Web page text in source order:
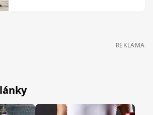
REKLAMA